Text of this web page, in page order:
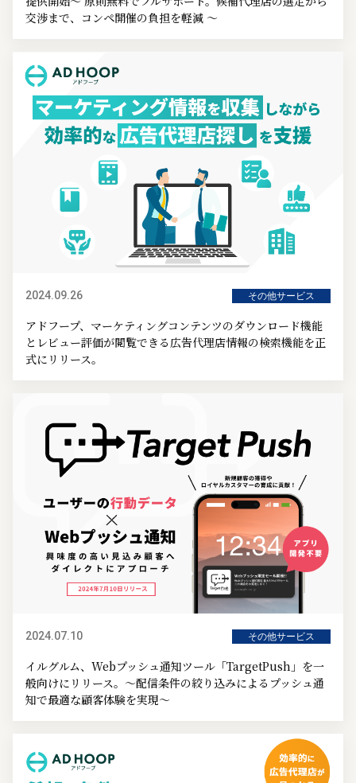
交渉まで、コンペ開催の負担を軽減 ～
2024.09.26 その他サービス
アドフープ、マーケティングコンテンツのダウンロード機能
とレビュー評価が閲覧できる広告代理店情報の検索機能を正
式にリリース。
2024.07.10 その他サービス
イルグルム、Webプッシュ通知ツール「TargetPush」を一
般向けにリリース。～配信条件の絞り込みによるプッシュ通
知で最適な顧客体験を実現～